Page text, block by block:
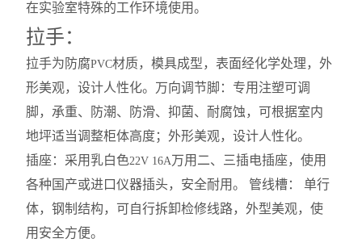
在实验室特殊的工作环境使用。
拉手：
拉手为防腐PVC材质，模具成型，表面经化学处理，外
形美观，设计人性化。万向调节脚：专用注塑可调
脚，承重、防潮、防滑、抑菌、耐腐蚀，可根据室内
地坪适当调整柜体高度；外形美观，设计人性化。
插座：采用乳白色22V 16A万用二、三插电插座，使用
各种国产或进口仪器插头，安全耐用。 管线槽： 单行
体，钢制结构，可自行拆卸检修线路，外型美观，使
用安全方便。